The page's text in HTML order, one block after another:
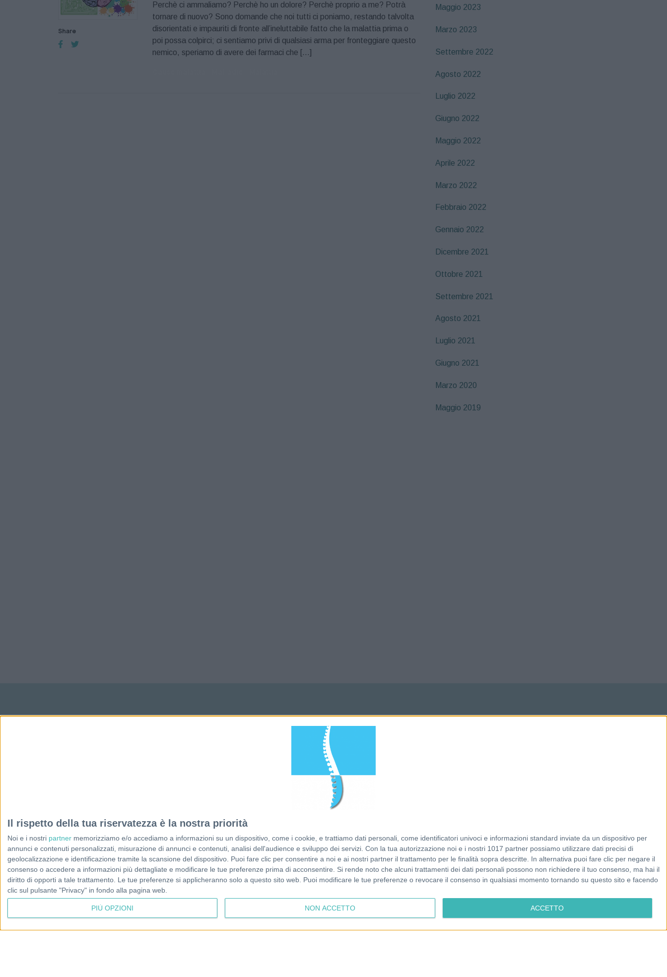
Il rispetto della tua riservatezza è la nostra priorità
Noi e i nostri partner memorizziamo e/o accediamo a informazioni su un dispositivo, come i cookie, e trattiamo dati personali, come identificatori univoci e informazioni standard inviate da un dispositivo per
annunci e contenuti personalizzati, misurazione di annunci e contenuti, analisi dell'audience e sviluppo dei servizi. Con la tua autorizzazione noi e i nostri 1017 partner possiamo utilizzare dati precisi di
geolocalizzazione e identificazione tramite la scansione del dispositivo. Puoi fare clic per consentire a noi e ai nostri partner il trattamento per le finalità sopra descritte. In alternativa puoi fare clic per negare il
consenso o accedere a informazioni più dettagliate e modificare le tue preferenze prima di acconsentire.
Si rende noto che alcuni trattamenti dei dati personali possono non richiedere il tuo consenso, ma hai il
diritto di opporti a tale trattamento. Le tue preferenze si applicheranno solo a questo sito web. Puoi modificare le tue preferenze o revocare il consenso in qualsiasi momento tornando su questo sito e facendo
clic sul pulsante "Privacy" in fondo alla pagina web.
PIÙ OPZIONI NON ACCETTO ACCETTO
Share
Perchè ci ammaliamo? Perchè ho un dolore? Perchè proprio a me? Potrà
tornare di nuovo? Sono domande che noi tutti ci poniamo, restando talvolta
disorientati e impauriti di fronte all’ineluttabile fatto che la malattia prima o
poi possa colpirci; ci sentiamo privi di qualsiasi arma per fronteggiare questo
nemico, speriamo di avere dei farmaci che […]
Maggio 2023
Marzo 2023
Settembre 2022
Agosto 2022
Luglio 2022
Giugno 2022
Maggio 2022
Aprile 2022
Marzo 2022
Febbraio 2022
Gennaio 2022
Dicembre 2021
Ottobre 2021
Settembre 2021
Agosto 2021
Luglio 2021
Giugno 2021
Marzo 2020
Maggio 2019
© 2026 Francesco Piazza
Photos by Erica Tonin